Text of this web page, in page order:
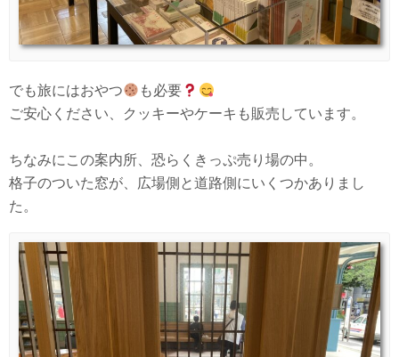
でも旅にはおやつ
も必要
ご安心ください、クッキーやケーキも販売しています。
ちなみにこの案内所、恐らくきっぷ売り場の中。
格子のついた窓が、広場側と道路側にいくつかありまし
た。